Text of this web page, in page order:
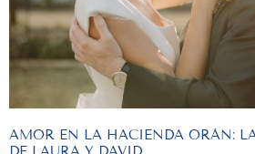
AMOR EN LA HACIENDA ORÁN: